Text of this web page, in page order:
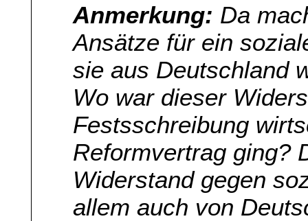
Anmerkung: Da
Ansätze für ein
sie aus Deutschland
Wo war dieser
Festsschreibung
Reformvertrag ging?
Widerstand gegen
allem auch von